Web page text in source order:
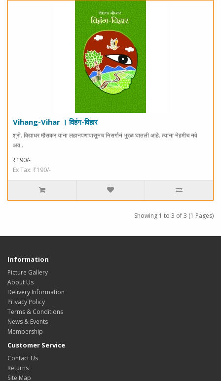
Vihang-Vihar । विहंग-विहार
श्री. विद्याधर म्हैसकर यांना लहानपणापासूनच निसर्गानं भुरळ घातली आहे. त्यांना नेहमीच नवे
अव..
₹190/-
Ex Tax: ₹190/-
Showing 1 to 3 of 3 (1 Pages)
Information
Picture Gallery
About Us
Delivery Information
Privacy Policy
Terms & Conditions
News & Events
Membership
Customer Service
Contact Us
Returns
Site Map